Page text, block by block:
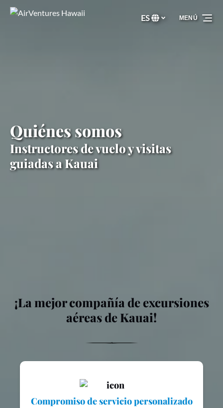
Saltar a la navegación principal
Saltar al contenido
Saltar al pie de página
Selecciona
ES MENÚ
Quiénes somos
Instructores de vuelo y visitas
guiadas a Kauai
¡La mejor compañía de excursiones
aéreas de Kauai!
Compromiso de servicio personalizado